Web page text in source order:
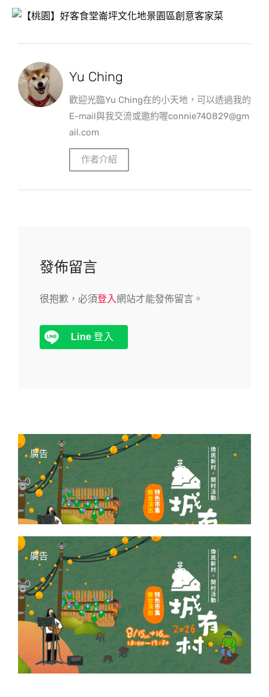
Yu Ching
歡迎光臨Yu Ching在的小天地，可以透過我的
E-mail與我交流或邀約喔connie740829@gm
ail.com
作者介紹
發佈留言
很抱歉，必須登入網站才能發佈留言。
Line 登入
廣告
廣告